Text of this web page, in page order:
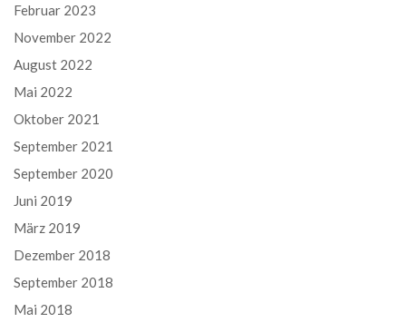
Februar 2023
November 2022
August 2022
Mai 2022
Oktober 2021
September 2021
September 2020
Juni 2019
März 2019
Dezember 2018
September 2018
Mai 2018